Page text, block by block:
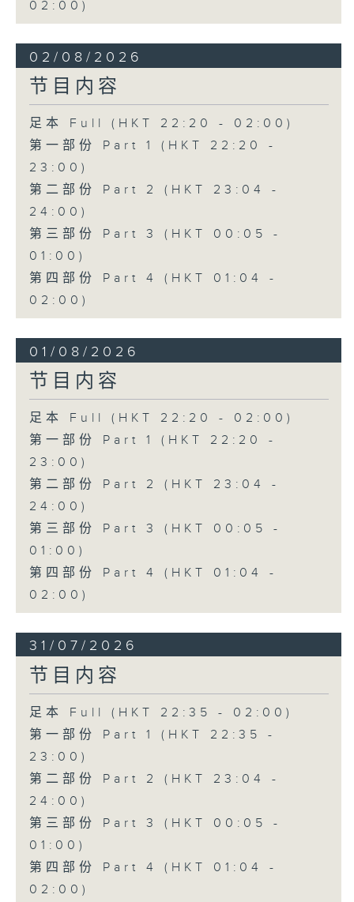
02:00)
02/08/2026
节目内容
足本 Full (HKT 22:20 - 02:00)
第一部份 Part 1 (HKT 22:20 -
23:00)
第二部份 Part 2 (HKT 23:04 -
24:00)
第三部份 Part 3 (HKT 00:05 -
01:00)
第四部份 Part 4 (HKT 01:04 -
02:00)
01/08/2026
节目内容
足本 Full (HKT 22:20 - 02:00)
第一部份 Part 1 (HKT 22:20 -
23:00)
第二部份 Part 2 (HKT 23:04 -
24:00)
第三部份 Part 3 (HKT 00:05 -
01:00)
第四部份 Part 4 (HKT 01:04 -
02:00)
31/07/2026
节目内容
足本 Full (HKT 22:35 - 02:00)
第一部份 Part 1 (HKT 22:35 -
23:00)
第二部份 Part 2 (HKT 23:04 -
24:00)
第三部份 Part 3 (HKT 00:05 -
01:00)
第四部份 Part 4 (HKT 01:04 -
02:00)